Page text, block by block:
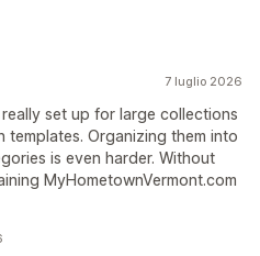
7 luglio 2026
set up for large collections
Organizing them into
is even harder. Without
MyHometownVermont.com